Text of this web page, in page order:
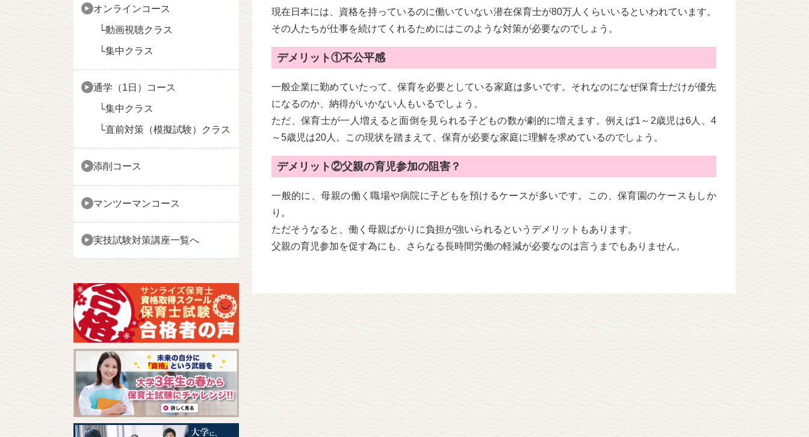
現在日本には、資格を持っているのに働いていない潜在保育士が80万人くらいいるといわれています。
その人たちが仕事を続けてくれるためにはこのような対策が必要なのでしょう。
デメリット①不公平感
一般企業に勤めていたって、保育を必要としている家庭は多いです。それなのになぜ保育士だけが優先
になるのか、納得がいかない人もいるでしょう。
ただ、保育士が一人増えると面倒を見られる子どもの数が劇的に増えます。例えば1～2歳児は6人、4
～5歳児は20人。この現状を踏まえて、保育が必要な家庭に理解を求めているのでしょう。
デメリット②父親の育児参加の阻害？
一般的に、母親の働く職場や病院に子どもを預けるケースが多いです。この、保育園のケースもしか
り。
ただそうなると、働く母親ばかりに負担が強いられるというデメリットもあります。
父親の育児参加を促す為にも、さらなる長時間労働の軽減が必要なのは言うまでもありません。
オンラインコース
動画視聴クラス
集中クラス
通学（1日）コース
集中クラス
直前対策（模擬試験）クラス
添削コース
マンツーマンコース
実技試験対策講座一覧へ